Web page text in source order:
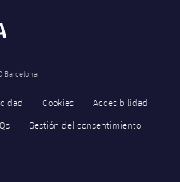
Barcelona
Cookies
Accesibilidad
Gestión del consentimiento